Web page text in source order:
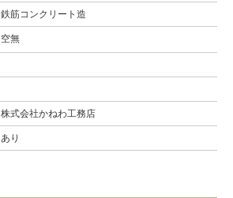
鉄筋コンクリート造
空無
株式会社かねわ工務店
あり